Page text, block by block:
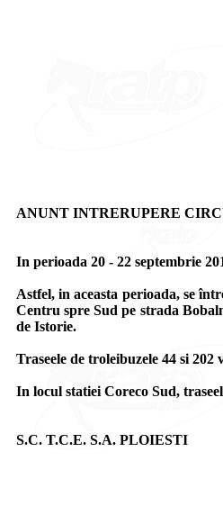
ANUNT INTRERUPERE
In perioada 20 - 22 septembrie
Astfel, in aceasta perioada, se
Centru spre Sud pe strada
de Istorie.
Traseele de troleibuzele 44 si
In locul statiei Coreco Sud,
S.C. T.C.E. S.A. PLOIESTI